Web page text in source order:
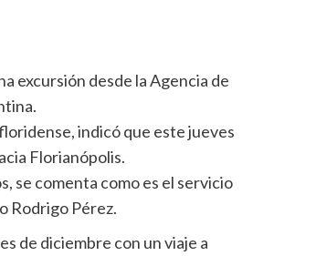
excursión desde la Agencia de
indicó que este jueves
Florianópolis.
se comenta como es el servicio
Rodrigo Pérez.
de diciembre con un viaje a